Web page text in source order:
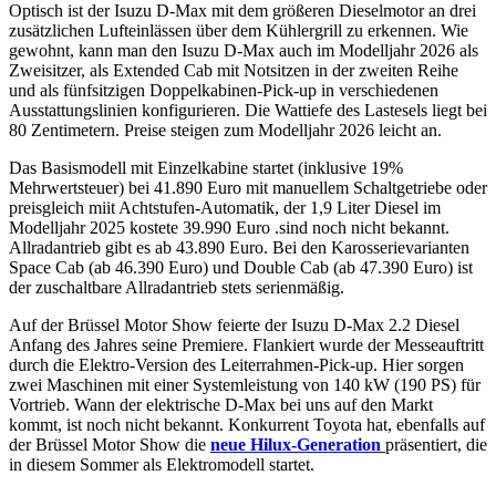
Optisch ist der Isuzu D-Max mit dem größeren Dieselmotor an drei
zusätzlichen Lufteinlässen über dem Kühlergrill zu erkennen. Wie
gewohnt, kann man den Isuzu D-Max auch im Modelljahr 2026 als
Zweisitzer, als Extended Cab mit Notsitzen in der zweiten Reihe
und als fünfsitzigen Doppelkabinen-Pick-up in verschiedenen
Ausstattungslinien konfigurieren. Die Wattiefe des Lastesels liegt bei
80 Zentimetern. Preise steigen zum Modelljahr 2026 leicht an.
Das Basismodell mit Einzelkabine startet (inklusive 19%
Mehrwertsteuer) bei 41.890 Euro mit manuellem Schaltgetriebe oder
preisgleich miit Achtstufen-Automatik, der 1,9 Liter Diesel im
Modelljahr 2025 kostete 39.990 Euro .sind noch nicht bekannt.
Allradantrieb gibt es ab 43.890 Euro. Bei den Karosserievarianten
Space Cab (ab 46.390 Euro) und Double Cab (ab 47.390 Euro) ist
der zuschaltbare Allradantrieb stets serienmäßig.
Auf der Brüssel Motor Show feierte der Isuzu D-Max 2.2 Diesel
Anfang des Jahres seine Premiere. Flankiert wurde der Messeauftritt
durch die Elektro-Version des Leiterrahmen-Pick-up. Hier sorgen
zwei Maschinen mit einer Systemleistung von 140 kW (190 PS) für
Vortrieb. Wann der elektrische D-Max bei uns auf den Markt
kommt, ist noch nicht bekannt. Konkurrent Toyota hat, ebenfalls auf
der Brüssel Motor Show die neue Hilux-Generation präsentiert, die
in diesem Sommer als Elektromodell startet.